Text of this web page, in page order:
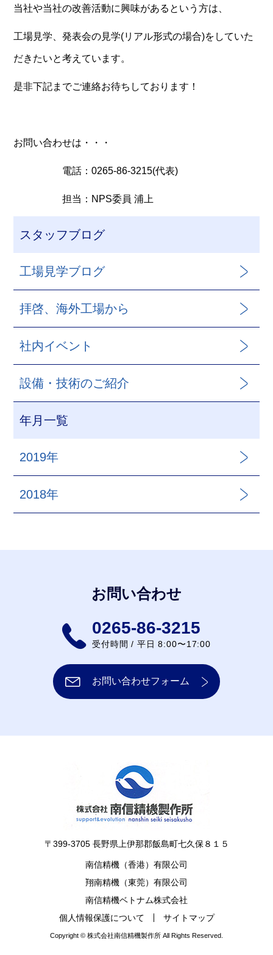
当社や当社の改善活動に興味があるという方は、
工場見学、発表会の見学(リアル形式の場合)をしていた
だきたいと考えています。
是非下記までご連絡お待ちしております！
お問い合わせは・・・
電話：0265-86-3215(代表)
担当：NPS委員 浦上
スタッフブログ
工場見学ブログ
拝啓、海外工場から
社内イベント
設備・技術のご紹介
年月一覧
2019年
2018年
お問い合わせ
0265-86-3215
受付時間 / 平日 8:00〜17:00
お問い合わせフォーム
〒399-3705 長野県上伊那郡飯島町七久保８１５
南信精機（香港）有限公司
翔南精機（東莞）有限公司
南信精機ベトナム株式会社
個人情報保護について
サイトマップ
Copyright © 株式会社南信精機製作所 All Rights Reserved.